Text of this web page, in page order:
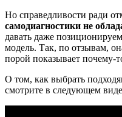
Но справедливости ради
самодиагностики не
давать даже
модель. Так, по отзывам,
порой показывает почему-
О том, как выбрать
смотрите в следующем